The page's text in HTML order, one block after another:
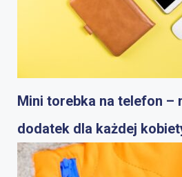
Mini torebka na telefon –
dodatek dla każdej